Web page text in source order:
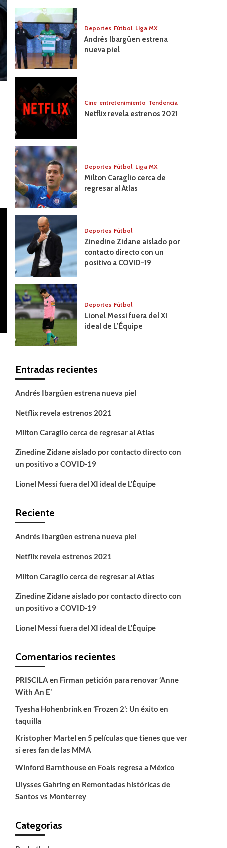
mexicanos
Deportes Fútbol Liga MX
Andrés Ibargüen estrena
nueva piel
Cine entretenimiento Tendencia
Netflix revela estrenos 2021
Deportes Fútbol Liga MX
Milton Caraglio cerca de
regresar al Atlas
Deportes Fútbol
Zinedine Zidane aislado por
contacto directo con un
positivo a COVID-19
Deportes Fútbol
Lionel Messi fuera del XI
ideal de L’Équipe
Entradas recientes
Andrés Ibargüen estrena nueva piel
Netflix revela estrenos 2021
Milton Caraglio cerca de regresar al Atlas
Zinedine Zidane aislado por contacto directo con
un positivo a COVID-19
Lionel Messi fuera del XI ideal de L’Équipe
Reciente
Andrés Ibargüen estrena nueva piel
Netflix revela estrenos 2021
Milton Caraglio cerca de regresar al Atlas
Zinedine Zidane aislado por contacto directo con
un positivo a COVID-19
Lionel Messi fuera del XI ideal de L’Équipe
Comentarios recientes
PRISCILA en Firman petición para renovar ‘Anne
With An E’
Tyesha Hohenbrinken ‘Frozen 2’: Un éxito en
taquilla
Kristopher Martel en 5 películas que tienes que ver
si eres fan de las MMA
Winford Barnthouseen Foals regresa a México
Ulysses Gahringen Remontadas históricas de
Santos vs Monterrey
Categorías